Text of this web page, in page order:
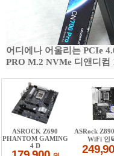
어디에나 어울리는 PCIe
PRO M.2 NVMe 디앤디컴